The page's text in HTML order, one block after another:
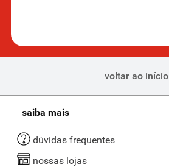
voltar ao início
saiba mais
dúvidas frequentes
nossas lojas